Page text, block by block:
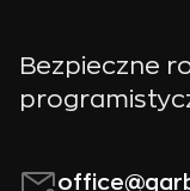
Bezpieczne